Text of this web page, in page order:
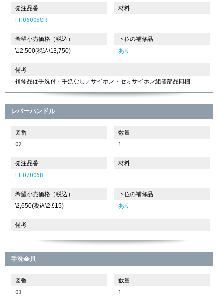
発注品番
HH06005SR
材料
希望小売価格（税込）
\12,500(税込\13,750)
下位の補修品
あり
備考
補修品は手洗付・手洗なし／サイホン・セミサイホン組替部品同梱
レバーハンドル
図番
02
数量
1
発注品番
HH07006R
材料
希望小売価格（税込）
\2,650(税込\2,915)
下位の補修品
あり
備考
手洗金具
図番
03
数量
1